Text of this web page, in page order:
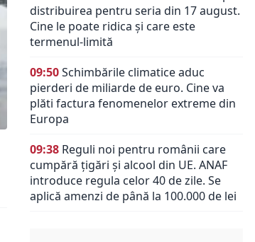
distribuirea pentru seria din 17 august.
Cine le poate ridica și care este
termenul-limită
09:50Schimbările climatice aduc
pierderi de miliarde de euro. Cine va
plăti factura fenomenelor extreme din
Europa
09:38 Reguli noi pentru românii care
cumpără țigări și alcool din UE. ANAF
introduce regula celor 40 de zile. Se
aplică amenzi de până la 100.000 de lei